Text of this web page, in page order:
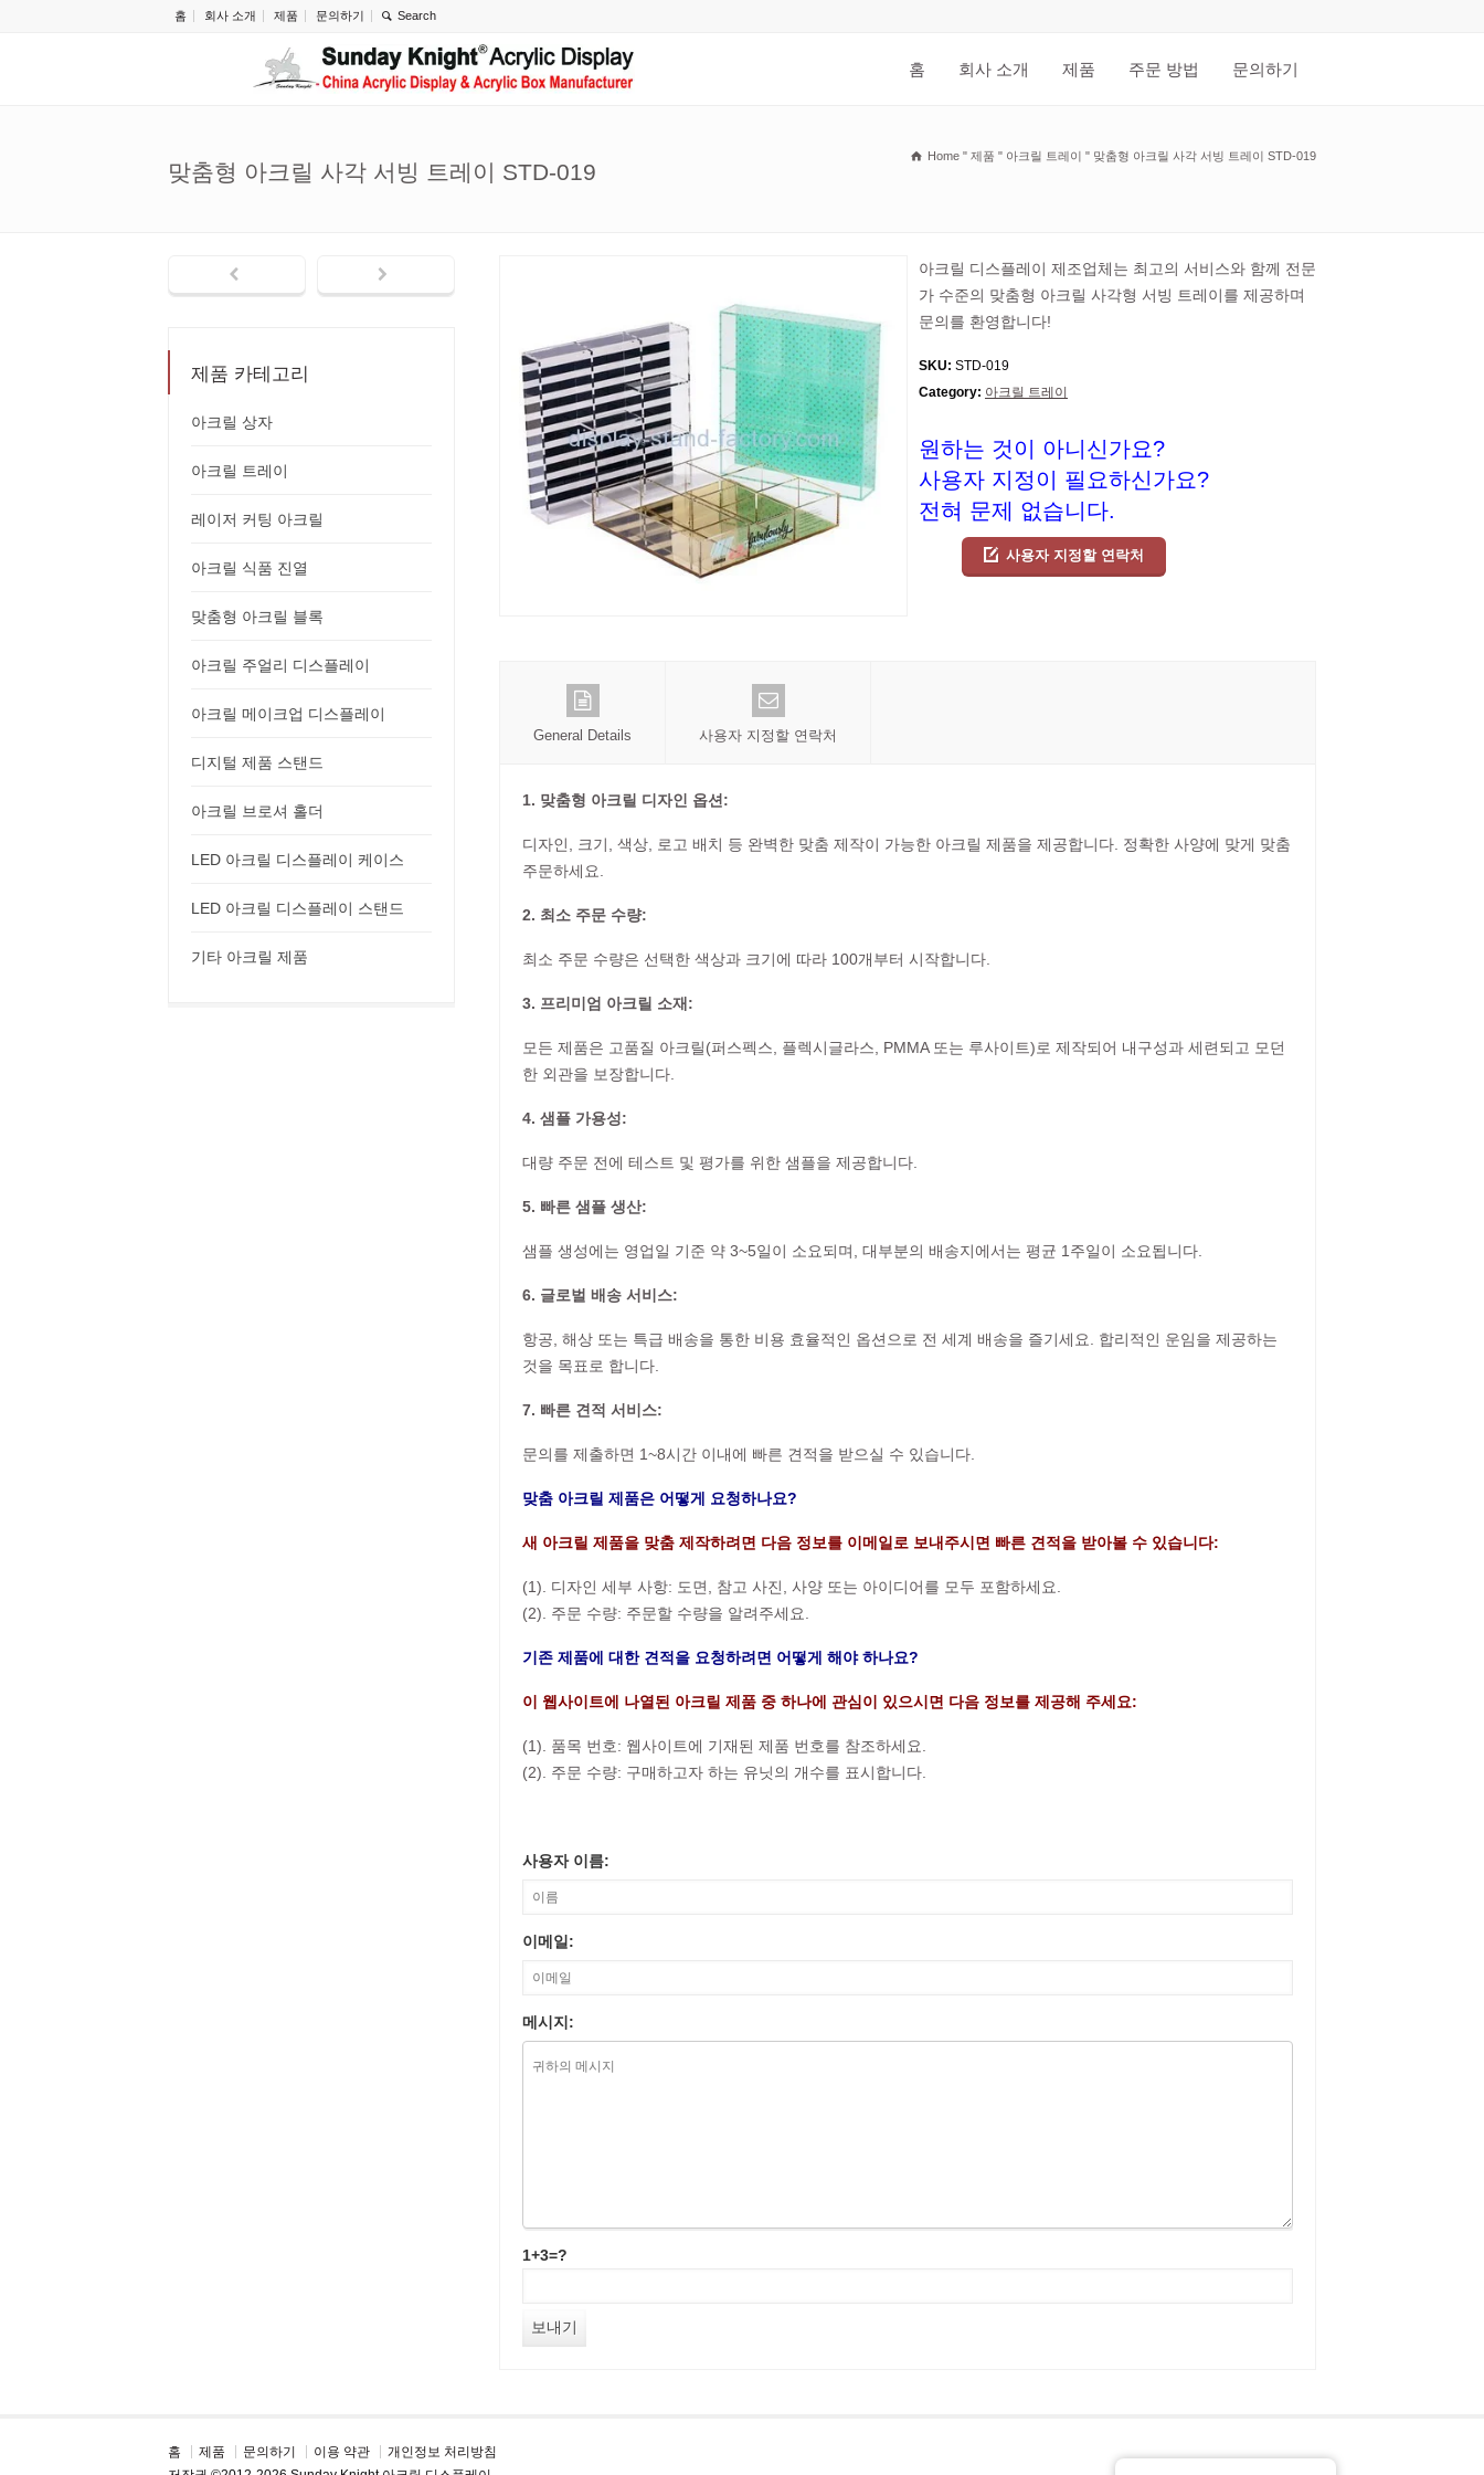
홈 회사 소개 제품 문의하기
홈 회사 소개 제품 주문 방법 문의하기
맞춤형 아크릴 사각 서빙 트레이 STD-019
Home " 제품 " 아크릴 트레이 " 맞춤형 아크릴 사각 서빙 트레이 STD-019
아크릴 디스플레이 제조업체는 최고의 서비스와 함께 전문
가 수준의 맞춤형 아크릴 사각형 서빙 트레이를 제공하며
문의를 환영합니다!
SKU: STD-019
Category: 아크릴 트레이
원하는 것이 아니신가요?
사용자 지정이 필요하신가요?
전혀 문제 없습니다.
사용자 지정할 연락처
General Details 사용자 지정할 연락처
1. 맞춤형 아크릴 디자인 옵션:
디자인, 크기, 색상, 로고 배치 등 완벽한 맞춤 제작이 가능한 아크릴 제품을 제공합니다. 정확한 사양에 맞게 맞춤
주문하세요.
2. 최소 주문 수량:
최소 주문 수량은 선택한 색상과 크기에 따라 100개부터 시작합니다.
3. 프리미엄 아크릴 소재:
모든 제품은 고품질 아크릴(퍼스펙스, 플렉시글라스, PMMA 또는 루사이트)로 제작되어 내구성과 세련되고 모던
한 외관을 보장합니다.
4. 샘플 가용성:
대량 주문 전에 테스트 및 평가를 위한 샘플을 제공합니다.
5. 빠른 샘플 생산:
샘플 생성에는 영업일 기준 약 3~5일이 소요되며, 대부분의 배송지에서는 평균 1주일이 소요됩니다.
6. 글로벌 배송 서비스:
항공, 해상 또는 특급 배송을 통한 비용 효율적인 옵션으로 전 세계 배송을 즐기세요. 합리적인 운임을 제공하는
것을 목표로 합니다.
7. 빠른 견적 서비스:
문의를 제출하면 1~8시간 이내에 빠른 견적을 받으실 수 있습니다.
맞춤 아크릴 제품은 어떻게 요청하나요?
새 아크릴 제품을 맞춤 제작하려면 다음 정보를 이메일로 보내주시면 빠른 견적을 받아볼 수 있습니다:
(1). 디자인 세부 사항: 도면, 참고 사진, 사양 또는 아이디어를 모두 포함하세요.
(2). 주문 수량: 주문할 수량을 알려주세요.
기존 제품에 대한 견적을 요청하려면 어떻게 해야 하나요?
이 웹사이트에 나열된 아크릴 제품 중 하나에 관심이 있으시면 다음 정보를 제공해 주세요:
(1). 품목 번호: 웹사이트에 기재된 제품 번호를 참조하세요.
(2). 주문 수량: 구매하고자 하는 유닛의 개수를 표시합니다.
사용자 이름:
이메일:
메시지:
1+3=?
제품 카테고리
아크릴 상자
아크릴 트레이
레이저 커팅 아크릴
아크릴 식품 진열
맞춤형 아크릴 블록
아크릴 주얼리 디스플레이
아크릴 메이크업 디스플레이
디지털 제품 스탠드
아크릴 브로셔 홀더
LED 아크릴 디스플레이 케이스
LED 아크릴 디스플레이 스탠드
기타 아크릴 제품
홈 제품 문의하기 이용 약관
개인정보 처리방침